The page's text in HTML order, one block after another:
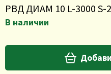
РВД ДИАМ 10 L-3000 S-
В наличии